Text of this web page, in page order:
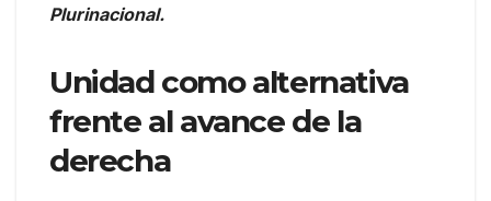
Plurinacional.
Unidad como alternativa
frente al avance de la
derecha